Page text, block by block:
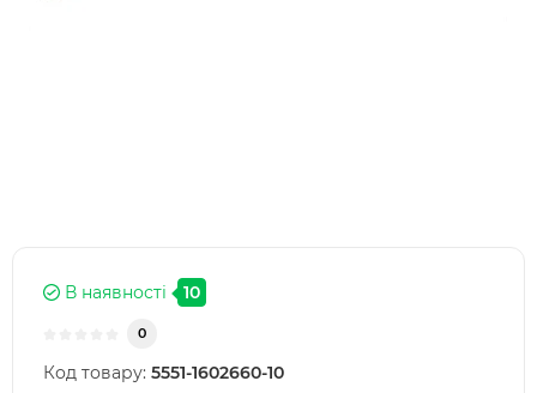
В наявності 10
0
Код товару: 5551-1602660-10